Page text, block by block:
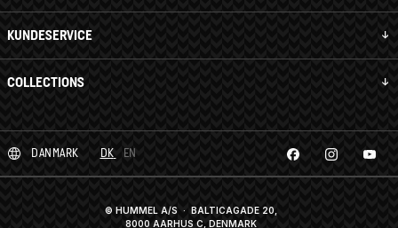
KUNDESERVICE
COLLECTIONS
DANMARK DK EN
© HUMMEL A/S · BALTICAGADE 20,
8000 AARHUS C, DENMARK